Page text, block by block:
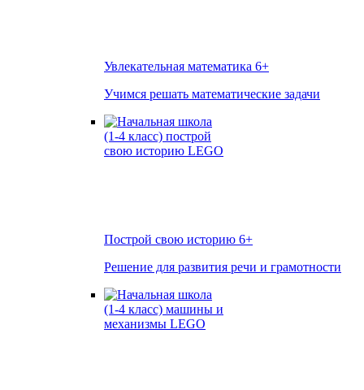
Увлекательная математика 6+
Учимся решать математические задачи
Построй свою историю 6+
Решение для развития речи и грамотности